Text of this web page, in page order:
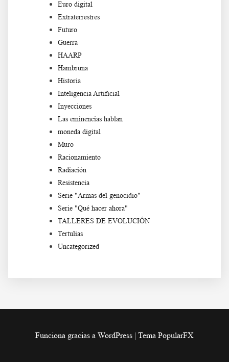
Euro digital
Extraterrestres
Futuro
Guerra
HAARP
Hambruna
Historia
Inteligencia Artificial
Inyecciones
Las eminencias hablan
moneda digital
Muro
Racionamiento
Radiación
Resistencia
Serie "Armas del genocidio"
Serie "Qué hacer ahora"
TALLERES DE EVOLUCIÓN
Tertulias
Uncategorized
Funciona gracias a WordPress | Tema PopularFX